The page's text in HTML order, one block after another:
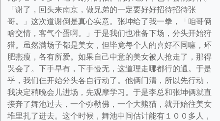
「谢了，回头来南京，做兄弟的一定要好好招待招待张
哥。」这次道谢倒是真心实意。张坤给了我一拳，「咱哥俩
啥交情，客气个蛋啊。」于是我们也准备下场，分头开始狩
猎。虽然满场子都是美女，但毕竟每个人的喜好不同嘛，环
肥燕瘦，各有所爱。如果自己中意的美女被人抢走了，那得
哭会了。下手早有，下手慢无，这道理走哪都行的通。于是
乎，我们仨开始分头各自行动了。他俩门清，所以先行动，
我决定稍晚会儿进场，先观摩学习。于是李总和张坤俩就直
接奔了舞池过去，一个弥勒佛，一个大熊猫，就开始往美女
堆里扎了进去。这个时候，舞池中间估计能有１００多人，